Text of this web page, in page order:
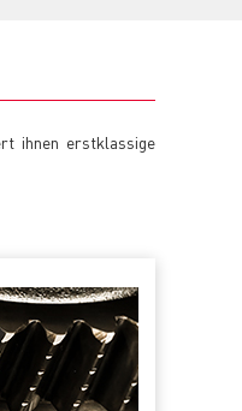
ihnen erstklassige